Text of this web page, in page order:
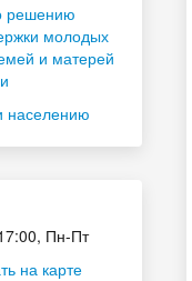
решению
молодых
и матерей
населению
Пн-Пт
на карте